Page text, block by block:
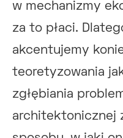
w mechanizmy
za to płaci.
akcentujemy
teoretyzowania
zgłębiania
architektonicznej